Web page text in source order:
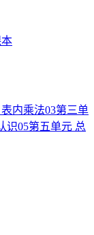
内乘法03第三单
识05第五单元 总